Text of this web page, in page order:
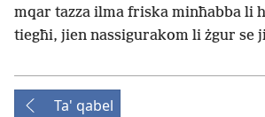
mqar tazza ilma friska minħabba li
tiegħi, jien nassigurakom li żgur se
Ta' qabel